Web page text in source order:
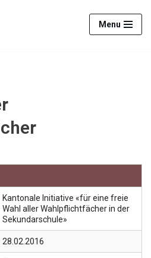
Menu
Kantonale Initiative «für eine freie
Wahl aller Wahlpflichtfächer in der
Sekundarschule»
28.02.2016